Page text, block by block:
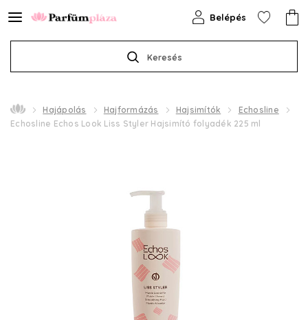
Keresés
Belépés
Hajápolás Hajformázás Hajsimítók
Echosline
Echosline Echos Look Liss Styler Hajsimító folyadék 225 ml